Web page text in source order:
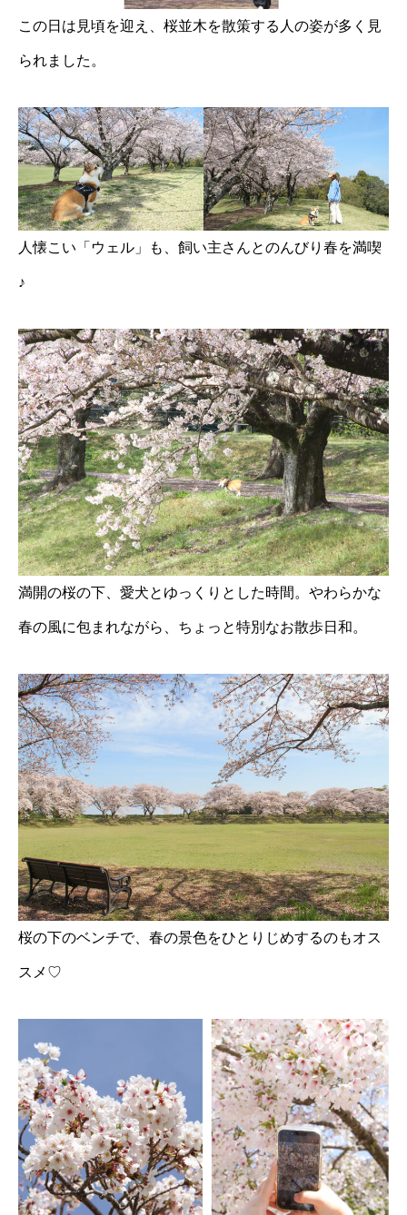
この日は見頃を迎え、桜並木を散策する人の姿が多く見
られました。
人懐こい「ウェル」も、飼い主さんとのんびり春を満喫
♪
満開の桜の下、愛犬とゆっくりとした時間。やわらかな
春の風に包まれながら、ちょっと特別なお散歩日和。
桜の下のベンチで、春の景色をひとりじめするのもオス
スメ♡